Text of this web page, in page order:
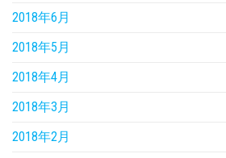
2018年6月
2018年5月
2018年4月
2018年3月
2018年2月